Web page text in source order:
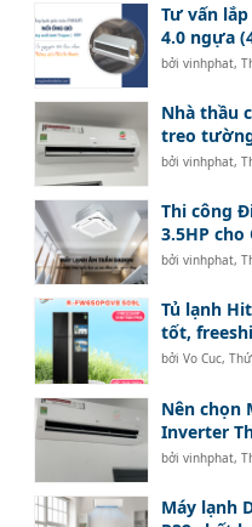
Tư vấn
4.0 ngựa
bởivinhphat,
Nhà thầu
treo
bởivinhphat,
Thi công
3.5HP
bởivinhphat,
Tủ lạnh
tốt,
bởiVo Cuc,
Nên chọn
Inverter
bởivinhphat,
Máy lạnh